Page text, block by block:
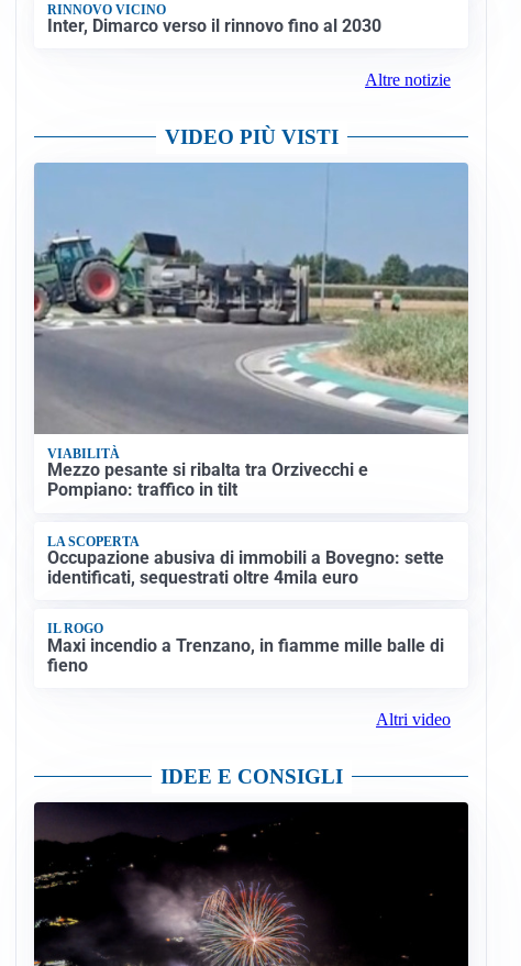
RINNOVO VICINO
Inter, Dimarco verso il rinnovo fino al 2030
Altre notizie
VIDEO PIÙ VISTI
VIABILITÀ
Mezzo pesante si ribalta tra Orzivecchi e
Pompiano: traffico in tilt
LA SCOPERTA
Occupazione abusiva di immobili a Bovegno: sette
identificati, sequestrati oltre 4mila euro
IL ROGO
Maxi incendio a Trenzano, in fiamme mille balle di
fieno
Altri video
IDEE E CONSIGLI